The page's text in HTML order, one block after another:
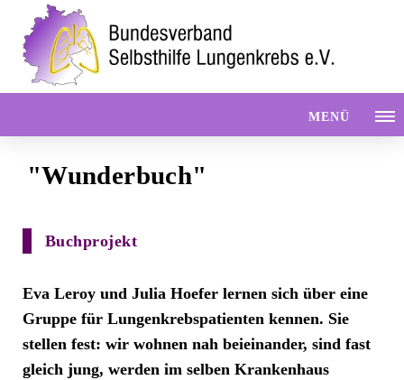
MENÜ
"Wunderbuch"
Buchprojekt
Eva Leroy und Julia Hoefer lernen sich über eine
Gruppe für Lungenkrebspatienten kennen. Sie
stellen fest: wir wohnen nah beieinander, sind fast
gleich jung, werden im selben Krankenhaus